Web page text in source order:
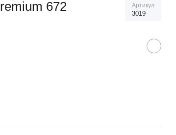
672 Артикул
3019